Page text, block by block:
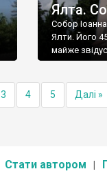
Ялта.
Собор
Ялти. Його
майже
3 4 5 Далі »
Стати автором